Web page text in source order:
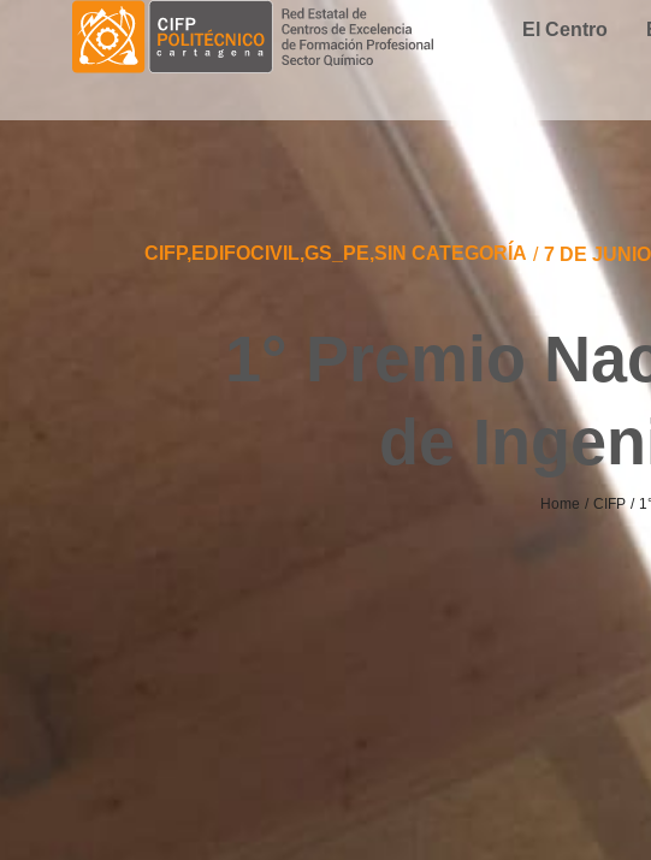
El Centro
CIFP,EDIFOCIVIL,GS_PE,SIN CATEGORÍA / 7 DE
1° Premio
de
Home CIFP